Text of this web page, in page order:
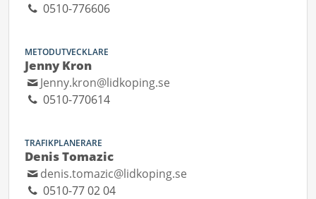
0510-776606
METODUTVECKLARE
Jenny Kron
Jenny.kron@lidkoping.se
0510-770614
TRAFIKPLANERARE
Denis Tomazic
denis.tomazic@lidkoping.se
0510-77 02 04